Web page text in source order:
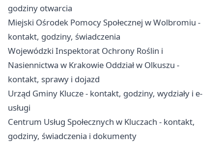
godziny otwarcia
Miejski Ośrodek Pomocy Społecznej w Wolbromiu -
kontakt, godziny, świadczenia
Wojewódzki Inspektorat Ochrony Roślin i
Nasiennictwa w Krakowie Oddział w Olkuszu -
kontakt, sprawy i dojazd
Urząd Gminy Klucze - kontakt, godziny, wydziały i e-
usługi
Centrum Usług Społecznych w Kluczach - kontakt,
godziny, świadczenia i dokumenty